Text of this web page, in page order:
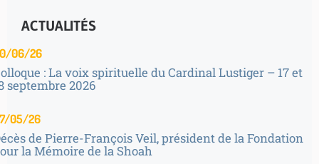
ACTUALITÉS
06/26
: La voix spirituelle du Cardinal Lustiger – 17 et
septembre 2026
05/26
de Pierre-François Veil, président de la Fondation
la Mémoire de la Shoah